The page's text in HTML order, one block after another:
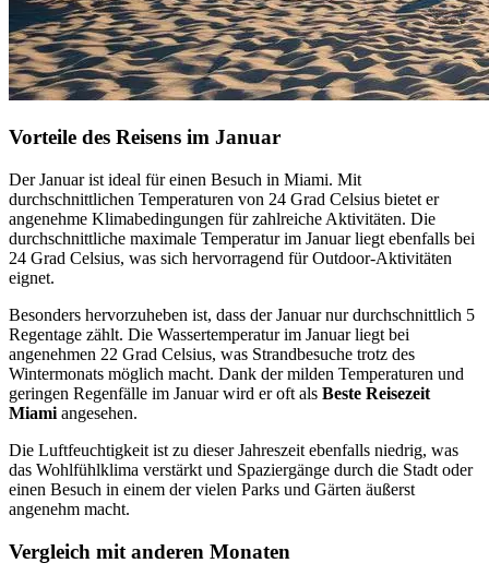
Vorteile des Reisens im Januar
Der Januar ist ideal für einen Besuch in Miami. Mit
durchschnittlichen Temperaturen von 24 Grad Celsius bietet er
angenehme Klimabedingungen für zahlreiche Aktivitäten. Die
durchschnittliche maximale Temperatur im Januar liegt ebenfalls bei
24 Grad Celsius, was sich hervorragend für Outdoor-Aktivitäten
eignet.
Besonders hervorzuheben ist, dass der Januar nur durchschnittlich 5
Regentage zählt. Die Wassertemperatur im Januar liegt bei
angenehmen 22 Grad Celsius, was Strandbesuche trotz des
Wintermonats möglich macht. Dank der milden Temperaturen und
geringen Regenfälle im Januar wird er oft als Beste Reisezeit
Miami angesehen.
Die Luftfeuchtigkeit ist zu dieser Jahreszeit ebenfalls niedrig, was
das Wohlfühlklima verstärkt und Spaziergänge durch die Stadt oder
einen Besuch in einem der vielen Parks und Gärten äußerst
angenehm macht.
Vergleich mit anderen Monaten